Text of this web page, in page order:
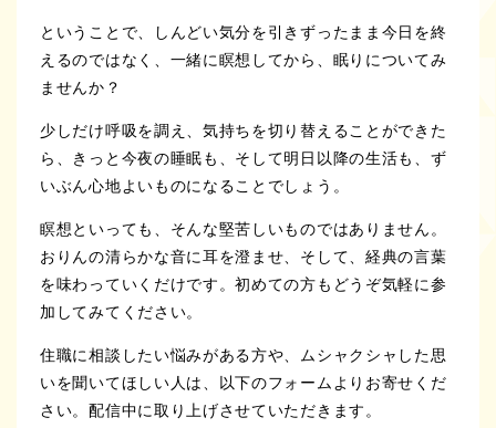
ということで、しんどい気分を引きずったまま今日を終
えるのではなく、一緒に瞑想してから、眠りについてみ
ませんか？
少しだけ呼吸を調え、気持ちを切り替えることができた
ら、きっと今夜の睡眠も、そして明日以降の生活も、ず
いぶん心地よいものになることでしょう。
瞑想といっても、そんな堅苦しいものではありません。
おりんの清らかな音に耳を澄ませ、そして、経典の言葉
を味わっていくだけです。初めての方もどうぞ気軽に参
加してみてください。
住職に相談したい悩みがある方や、ムシャクシャした思
いを聞いてほしい人は、以下のフォームよりお寄せくだ
さい。配信中に取り上げさせていただきます。